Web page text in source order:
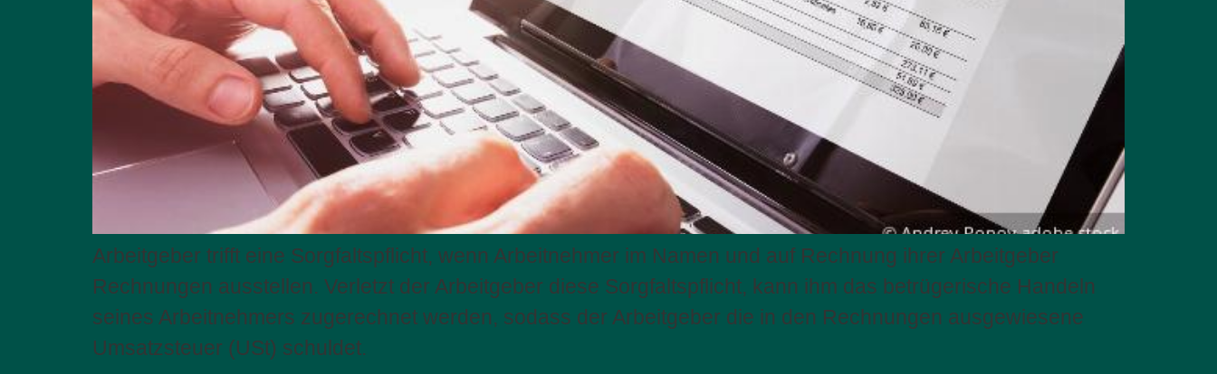
Arbeitgeber trifft eine Sorgfaltspflicht, wenn Arbeitnehmer im Namen und auf Rechnung ihrer Arbeitgeber
Rechnungen ausstellen. Verletzt der Arbeitgeber diese Sorgfaltspflicht, kann ihm das betrügerische Handeln
seines Arbeitnehmers zugerechnet werden, sodass der Arbeitgeber die in den Rechnungen ausgewiesene
Umsatzsteuer (USt) schuldet.